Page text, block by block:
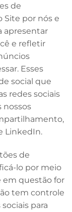
de
Site por nós e
apresentar
e refletir
Esses
social que
redes sociais
nossos
LinkedIn.
de
lo por meio
em questão for
tem controle
para